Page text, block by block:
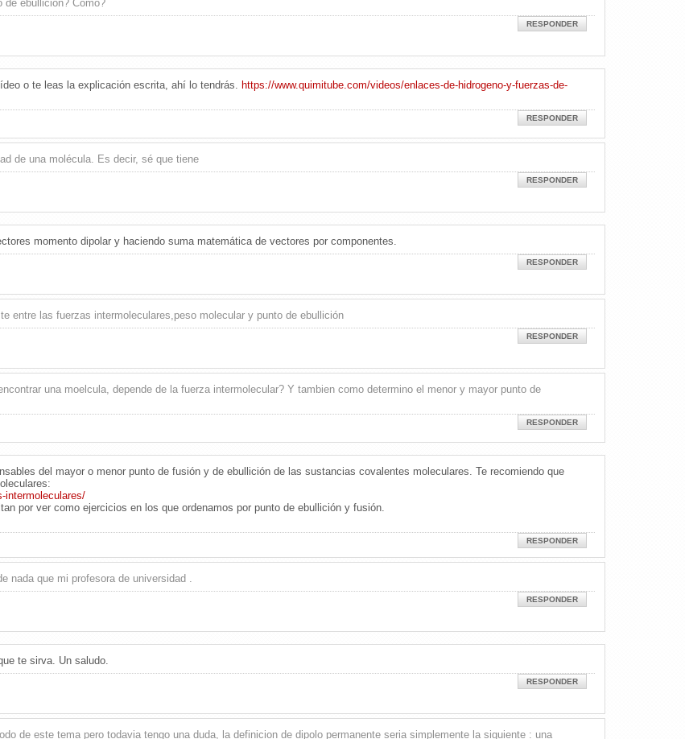
de ebullición? Cómo?
RESPONDER
o te leas la explicación escrita, ahí lo tendrás. https://www.quimitube.com/videos/enlaces-de-hidrogeno-y-fuerzas-de-
RESPONDER
de una molécula. Es decir, sé que tiene
RESPONDER
momento dipolar y haciendo suma matemática de vectores por componentes.
RESPONDER
entre las fuerzas intermoleculares,peso molecular y punto de ebullición
RESPONDER
una moelcula, depende de la fuerza intermolecular? Y tambien como determino el menor y mayor punto de
RESPONDER
del mayor o menor punto de fusión y de ebullición de las sustancias covalentes moleculares. Te recomiendo que
intermoleculares/
por ver como ejercicios en los que ordenamos por punto de ebullición y fusión.
RESPONDER
nada que mi profesora de universidad .
RESPONDER
te sirva. Un saludo.
RESPONDER
de este tema pero todavia tengo una duda, la definicion de dipolo permanente seria simplemente la siguiente : una